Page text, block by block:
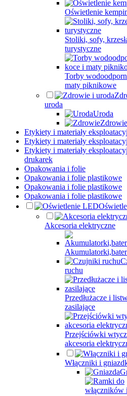
Oświetlenie
Stoliki, sofy,
turystyczne
Torby
maty piknikowe
uroda
Uroda
Zdrowie
Etykiety i materiały
Etykiety i materiały
Etykiety i materiały
drukarek
Opakowania i folie
Opakowania i folie plastikowe
Opakowania i folie plastikowe
Opakowania i folie plastikowe
Akcesoria elektryczne
ruchu
Przedłużacze i
zasilające
Przejściówki
akcesoria
Włączniki i